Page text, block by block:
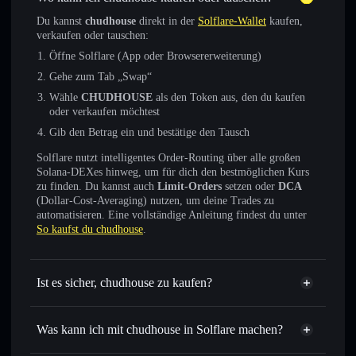
Du kannst chudhouse direkt in der Solflare-Wallet kaufen,
verkaufen oder tauschen:
Öffne Solflare (App oder Browsererweiterung)
Gehe zum Tab „Swap“
Wähle CHUDHOUSE als den Token aus, den du kaufen
oder verkaufen möchtest
Gib den Betrag ein und bestätige den Tausch
Solflare nutzt intelligentes Order-Routing über alle großen
Solana-DEXes hinweg, um für dich den bestmöglichen Kurs
zu finden. Du kannst auch Limit-Orders setzen oder DCA
(Dollar-Cost-Averaging) nutzen, um deine Trades zu
automatisieren. Eine vollständige Anleitung findest du unter
So kaufst du chudhouse.
Ist es sicher, chudhouse zu kaufen?
chudhouse verifizierter Token
Was kann ich mit chudhouse in Solflare machen?
chudhouse
Solflare-Wallet